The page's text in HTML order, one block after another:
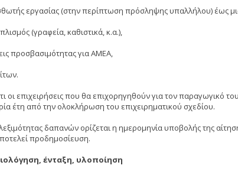
εργασίας (στην περίπτωση πρόσληψης υπαλλήλου) έως
(γραφεία, καθιστικά, κ.α.),
προσβασιμότητας για ΑΜΕΑ,
οι επιχειρήσεις που θα επιχορηγηθούν για τον παραγωγικό
έτη από την ολοκλήρωση του επιχειρηματικού σχεδίου.
δαπανών ορίζεται η ημερομηνία υποβολής της
προδημοσίευση.
ένταξη, υλοποίηση